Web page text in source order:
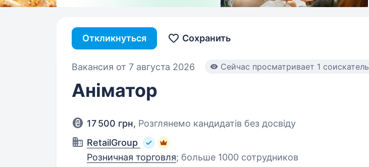
Откликнуться Сохранить
Вакансия от 7 августа 2026 Cейчас просматривает 1 соискатель
Аніматор
17 500 грн, Розглянемо кандидатів без досвіду
RetailGroup
Розничная торговля; больше 1000 сотрудников